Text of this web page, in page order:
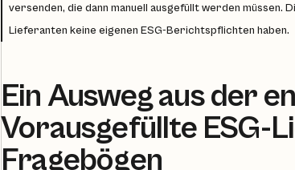
versenden, die dann manuell ausgefüllt werden
Lieferanten keine eigenen ESG-Berichtspflichten haben.
Ein Ausweg aus der
Vorausgefüllte ESG-
Fragebögen